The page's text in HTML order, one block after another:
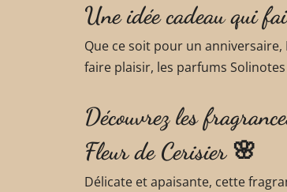
Une idée cadeau qui
Que ce soit pour un
faire plaisir, les parfums
Découvrez les
Fleur de Cerisier 🌸
Délicate et apaisante, cette